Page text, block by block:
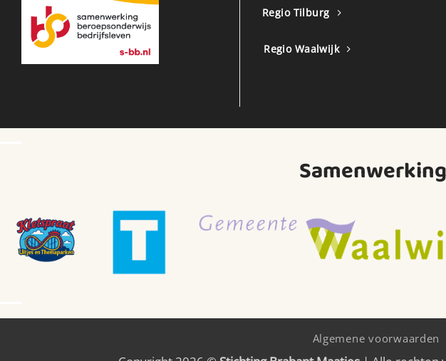
Regio Tilburg
Regio Waalwijk
Algemene voorwaarden